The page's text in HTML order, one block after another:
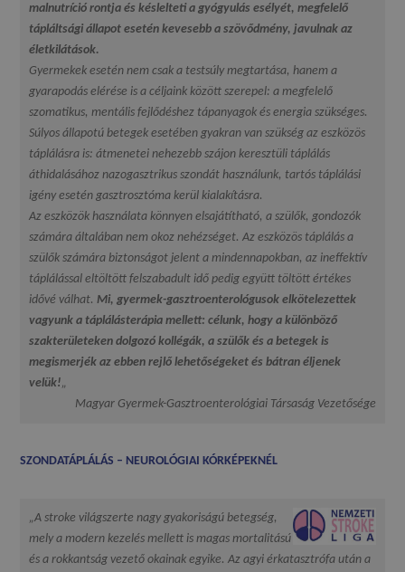
malnutríció rontja és késlelteti a gyógyulás esélyét, megfelelő
tápláltsági állapot esetén kevesebb a szövődmény, javulnak az
életkilátások.
Gyermekek esetén nem csak a testsúly megtartása, hanem a
gyarapodás elérése is a céljaink között szerepel: a megfelelő
szomatikus, mentális fejlődéshez tápanyagok és energia szükséges.
Súlyos állapotú betegek esetében gyakran van szükség az eszközös
táplálásra is: átmenetei nehezebb szájon keresztüli táplálás
áthidalásához nazogasztrikus szondát használunk, tartós táplálási
igény esetén gasztrosztóma kerül kialakításra.
Az eszközök használata könnyen elsajátítható, a szülők, gondozók
számára általában nem okoz nehézséget. Az eszközös táplálás a
szülők számára biztonságot jelent a mindennapokban, az ineffektív
táplálással eltöltött felszabadult idő pedig együtt töltött értékes
idővé válhat.Mi, gyermek-gasztroenterológusok elkötelezettek
vagyunk a táplálásterápia mellett: célunk, hogy a különböző
szakterületeken dolgozó kollégák, a szülők és a betegek is
megismerjék az ebben rejlő lehetőségeket és bátran éljenek
velük!„
Magyar Gyermek-Gasztroenterológiai Társaság Vezetősége
SZONDATÁPLÁLÁS – NEUROLÓGIAI KÓRKÉPEKNÉL
„A stroke világszerte nagy gyakoriságú betegség,
mely a modern kezelés mellett is magas mortalitású
és a rokkantság vezető okainak egyike. Az agyi érkatasztrófa után a